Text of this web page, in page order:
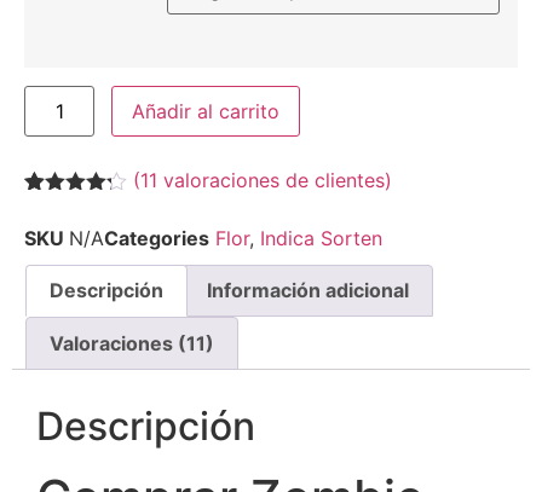
Añadir al carrito
con4.18
de 5 en
base a
valoraciones
clientes
(11 valoraciones de clientes)
SKU N/ACategories Flor, Indica Sorten
Descripción Información adicional
Valoraciones (11)
Descripción